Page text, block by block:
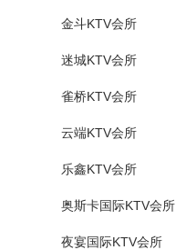
金斗KTV会所
迷城KTV会所
雀桥KTV会所
云端KTV会所
乐鑫KTV会所
奥斯卡国际KTV会所
夜宴国际KTV会所